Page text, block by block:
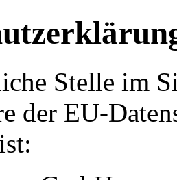
Stelle im
der EU-